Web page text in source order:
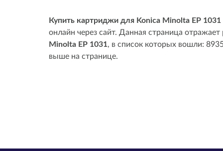
Купить картриджи для Konica Minolta EP 1031
онлайн через сайт. Данная страница
Minolta EP 1031, в список которых вошли:
выше на странице.